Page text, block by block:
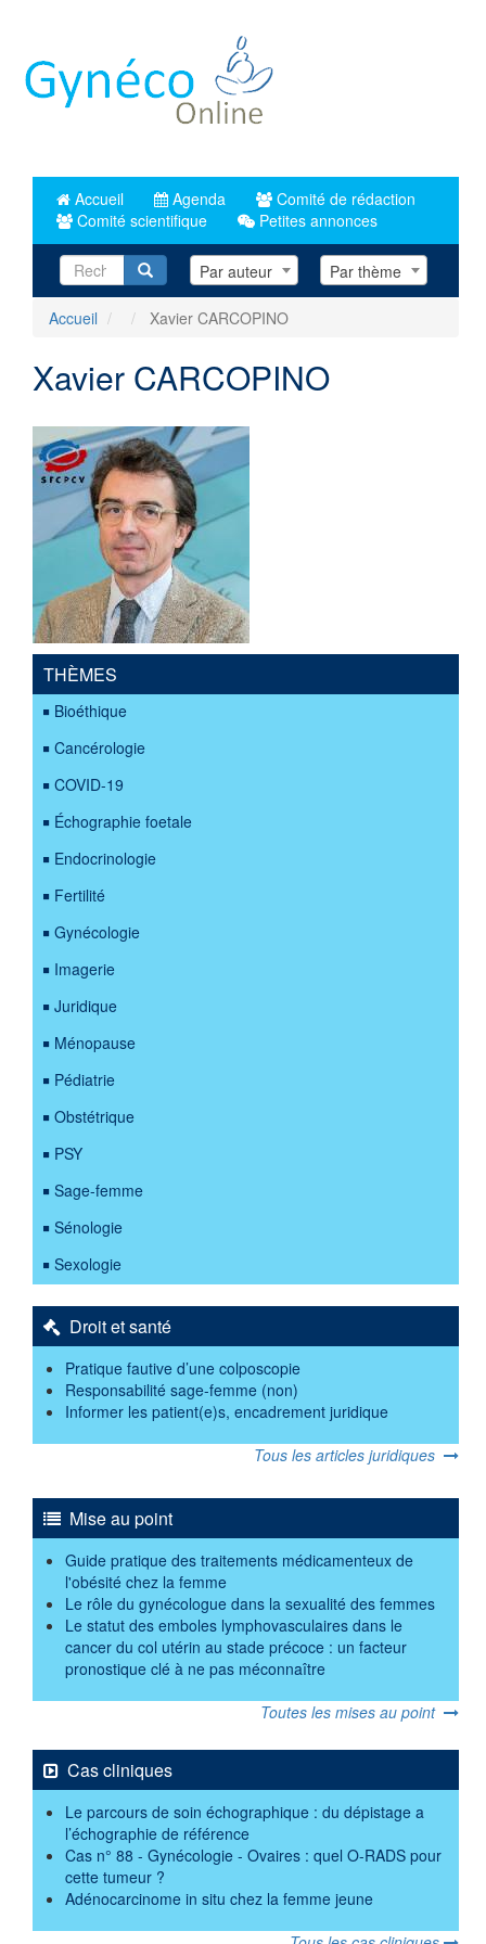
principal
Accueil Agenda
Comité de rédaction
Comité scientifique
Petites annonces
RecherchePar auteur Par thème
Accueil Xavier CARCOPINO
Xavier CARCOPINO
THÈMES
Bioéthique
Cancérologie
COVID-19
Échographie foetale
Endocrinologie
Fertilité
Gynécologie
Imagerie
Juridique
Ménopause
Pédiatrie
Obstétrique
PSY
Sage-femme
Sénologie
Sexologie
Droit et santé
Pratique fautive d’une colposcopie
Responsabilité sage-femme (non)
Informer les patient(e)s, encadrement juridique
Tous les articles juridiques
Mise au point
Guide pratique des traitements médicamenteux de
l'obésité chez la femme
Le rôle du gynécologue dans la sexualité des femmes
Le statut des emboles lymphovasculaires dans le
cancer du col utérin au stade précoce : un facteur
pronostique clé à ne pas méconnaître
Toutes les mises au point
Cas cliniques
Le parcours de soin échographique : du dépistage a
l’échographie de référence
Cas n° 88 - Gynécologie - Ovaires : quel O-RADS pour
cette tumeur ?
Adénocarcinome in situ chez la femme jeune